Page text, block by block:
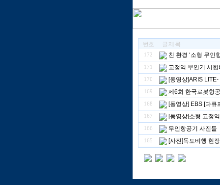
번호 글 제 목
172 친 환경 ‘소형 무인
171 고정익 무인기 시헙
170 [동영상]ARIS LITE-
169 제6회 한국로봇항
168 [동영상] EBS [다큐
167 [동영상]소형 고정
166 무인항공기 사진들
165 [사진]독도비행 현